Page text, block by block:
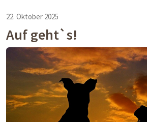
22. Oktober 2025
Auf geht`s!